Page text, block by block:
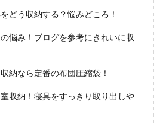
家具やアレンジ方法！
どう収納する？悩みどころ！
悩み！ブログを参考にきれいに収
納なら定番の布団圧縮袋！
収納！寝具をすっきり取り出しや